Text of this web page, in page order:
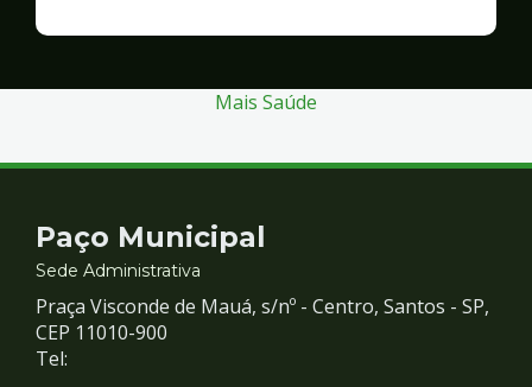
Mais Saúde
Contato
e
Redes
Paço Municipal
Sede Administrativa
Praça Visconde de Mauá, s/nº - Centro, Santos - SP,
CEP 11010-900
Tel: